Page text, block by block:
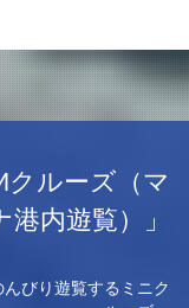
クルーズ（マ
港内遊覧）」
びり遊覧するミニク